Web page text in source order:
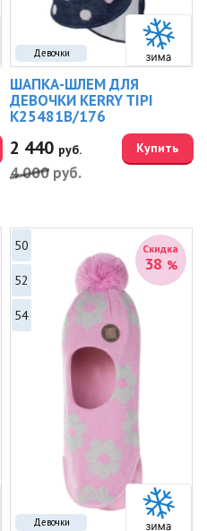
Девочки
ШАПКА-ШЛЕМ ДЛЯ
ДЕВОЧКИ KERRY TIPI
K25481B/176
2 440 руб.
4 000 руб.
Купить
Девочки
Скидка
38 %
50
52
54